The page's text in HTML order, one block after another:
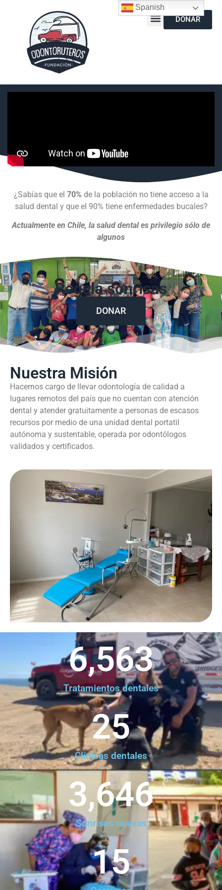
DONAR
¿Sabías que el 70% de la población no tiene acceso a la
salud dental y que el 90% tiene enfermedades bucales?
Actualmente en Chile, la salud dental es privilegio sólo de
algunos
Regala sonrisas
DONAR
Nuestra Misión
Hacernos cargo de llevar odontología de calidad a
lugares remotos del país que no cuentan con atención
dental y atender gratuitamente a personas de escasos
recursos por medio de una unidad dental portatil
autónoma y sustentable, operada por odontólogos
validados y certificados.
Tratamientos dentales
6,563
Clínicas dentales
25
Sonrisas nuevas
3,646
15
Spanish